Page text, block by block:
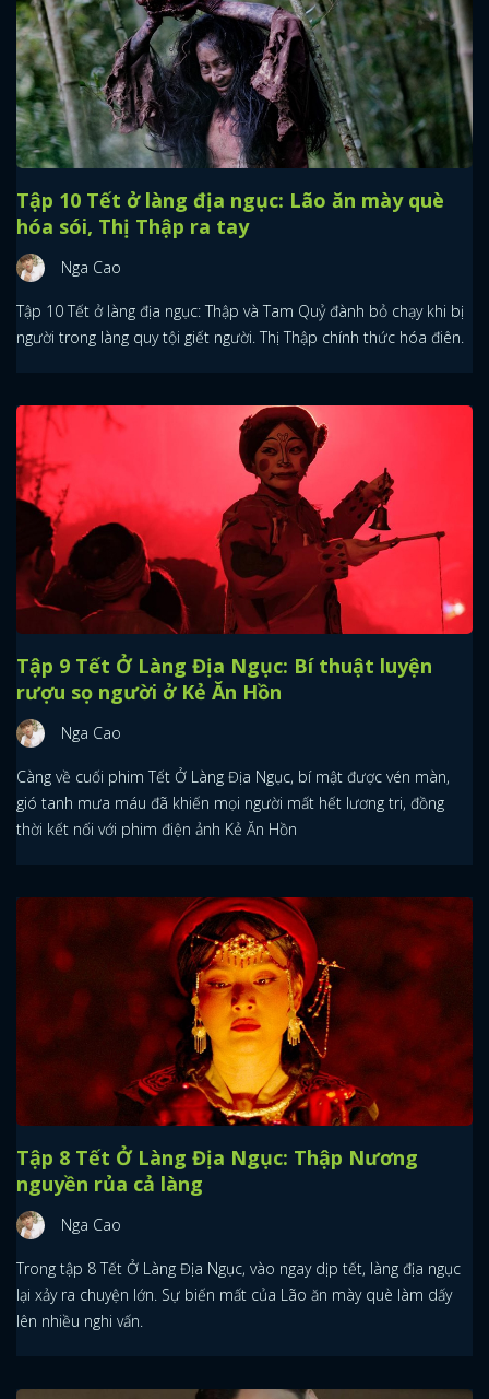
Tập 10 Tết ở làng địa ngục: Lão ăn mày què
hóa sói, Thị Thập ra tay
Nga Cao
Tập 10 Tết ở làng địa ngục: Thập và Tam Quỷ đành bỏ chạy khi bị
người trong làng quy tội giết người. Thị Thập chính thức hóa điên.
Tập 9 Tết Ở Làng Địa Ngục: Bí thuật luyện
rượu sọ người ở Kẻ Ăn Hồn
Nga Cao
Càng về cuối phim Tết Ở Làng Địa Ngục, bí mật được vén màn,
gió tanh mưa máu đã khiến mọi người mất hết lương tri, đồng
thời kết nối với phim điện ảnh Kẻ Ăn Hồn
Tập 8 Tết Ở Làng Địa Ngục: Thập Nương
nguyền rủa cả làng
Nga Cao
Trong tập 8 Tết Ở Làng Địa Ngục, vào ngay dịp tết, làng địa ngục
lại xảy ra chuyện lớn. Sự biến mất của Lão ăn mày què làm dấy
lên nhiều nghi vấn.